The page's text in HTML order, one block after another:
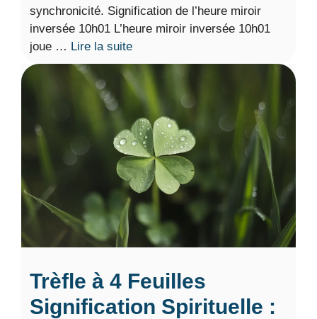
synchronicité. Signification de l’heure miroir
inversée 10h01 L’heure miroir inversée 10h01
joue … Lire la suite
Trèfle à 4 Feuilles
Signification Spirituelle :